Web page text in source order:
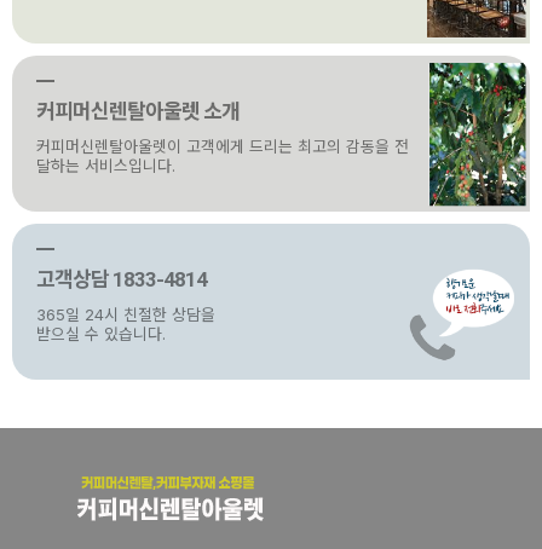
커피머신렌탈아울렛 소개
커피머신렌탈아울렛이 고객에게 드리는 최고의 감동을 전
달하는 서비스입니다.
고객상담 1833-4814
365일 24시 친절한 상담을
받으실 수 있습니다.